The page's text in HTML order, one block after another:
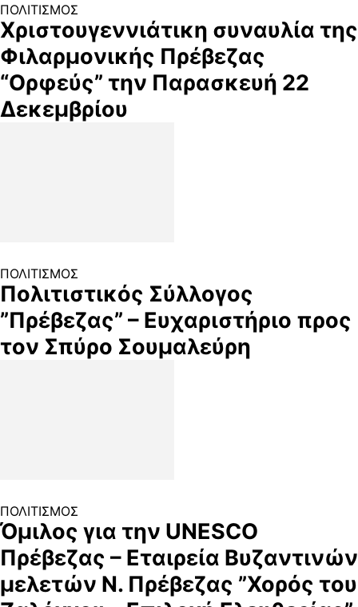
ΠΟΛΙΤΙΣΜΟΣ
Χριστουγεννιάτικη συναυλία της
Φιλαρμονικής Πρέβεζας
“Ορφεύς” την Παρασκευή 22
Δεκεμβρίου
ΠΟΛΙΤΙΣΜΟΣ
Πολιτιστικός Σύλλογος
”Πρέβεζας” – Ευχαριστήριο προς
τον Σπύρο Σουμαλεύρη
ΠΟΛΙΤΙΣΜΟΣ
Όμιλος για την UNESCO
Πρέβεζας – Εταιρεία Βυζαντινών
μελετών Ν. Πρέβεζας ”Χορός του